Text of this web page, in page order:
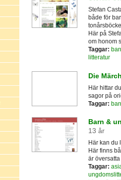
Stefan
både för
Här på
om honom
Taggar:
litteratur
Die
Här hittar
sagor på
Taggar:
Barn &
13 år
Här kan du
Här finns
är
Taggar: